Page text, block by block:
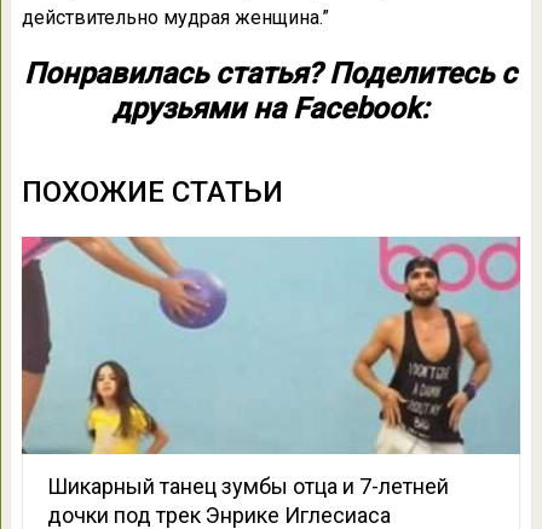
действительно мудрая женщина.”
Понравилась статья? Поделитесь с
друзьями на Facebook:
ПОХОЖИЕ СТАТЬИ
Шикарный танец зумбы отца и 7-летней
дочки под трек Энрике Иглесиаса